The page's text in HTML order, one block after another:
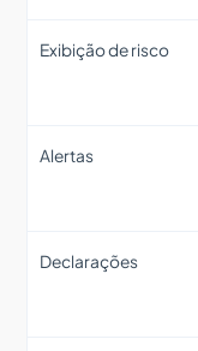
Exibição de risco
Alertas
Declarações